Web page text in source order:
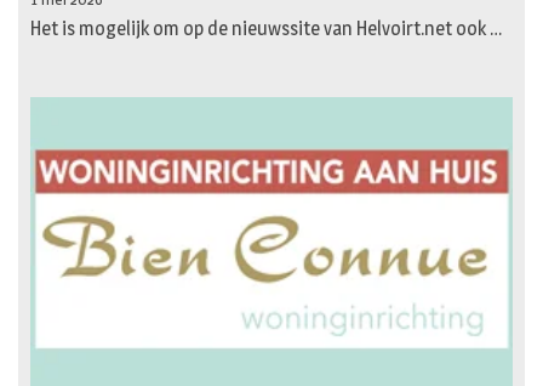
Het is mogelijk om op de nieuwssite van Helvoirt.net ook …